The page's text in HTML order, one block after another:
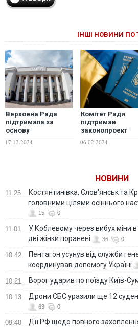
ІНШІ НОВИНИ ПО
Верховна Рада
підтримала за
основу
інституту
17.12.2024
Комітет Ради
підтримав
законопроект
множинне
06.02.2024
НОВИНИ
11:25
Костянтинівка, Слов'янськ та
головними цілями осіннього
15 0
11:01
У Коблевому через вибух міни в
дві жінки поранені
36 0
10:42
Пентагон усунув від служби
координував допомогу Україні
10:21 Ворог ударив по поїзду Київ-
10:13 Дрони СБС уразили ще 12
63 0
09:48
Дії РФ щодо повного